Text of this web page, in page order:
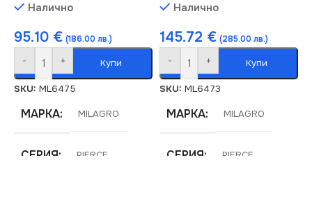
СТЕПЕН НА ЗАЩИТА
ДИМИРАНЕ
СВЕТЛИНЕН ПОТОК
(LM)
720
Налично
95.10 € (186.00 лв.)
- + Купи
SKU: ML6475
МАРКА MILAGRO
СЕРИЯ PIERCE
Налично
145.72 € (285.00 лв.)
- + Купи
SKU: ML6473
МАРКА MILAGRO
СЕРИЯ PIERCE